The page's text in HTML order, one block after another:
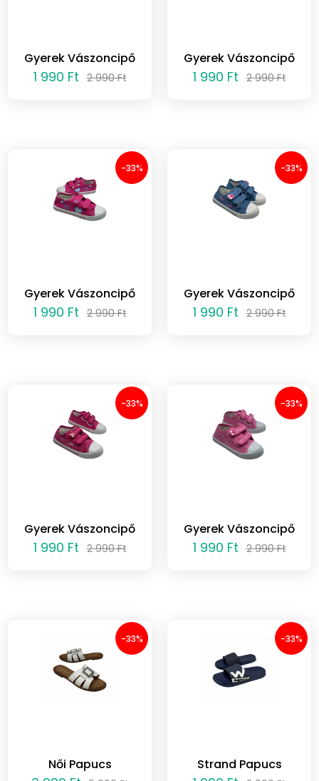
Gyerek Vászoncipő
1 990 Ft 2 990 Ft
Gyerek Vászoncipő
1 990 Ft 2 990 Ft
-33%
Gyerek Vászoncipő
1 990 Ft 2 990 Ft
-33%
Gyerek Vászoncipő
1 990 Ft 2 990 Ft
-33%
Gyerek Vászoncipő
1 990 Ft 2 990 Ft
-33%
Gyerek Vászoncipő
1 990 Ft 2 990 Ft
-33%
Női Papucs
-33%
Strand Papucs